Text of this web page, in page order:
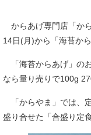
からあげ専門店「か
14日(月)から「海苔か
「海苔からあげ」の
なら量り売りで100g
「からやま」では、
盛り合せた「合盛り定